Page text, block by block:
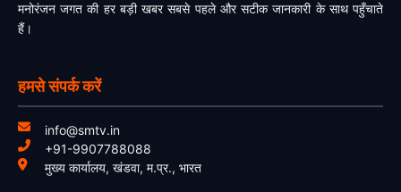
मनोरंजन जगत की हर बड़ी खबर सबसे पहले और सटीक जानकारी के साथ पहुँचाते
हैं।
हमसे संपर्क करें
info@smtv.in
+91-9907788088
मुख्य कार्यालय, खंडवा, म.प्र., भारत